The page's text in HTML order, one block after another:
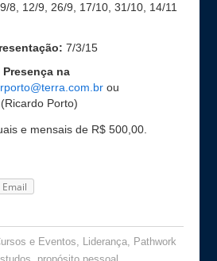
8, 12/9, 26/9, 17/10, 31/10, 14/11
7/3/15
na
ou
Porto)
e mensais de R$ 500,00.
Email
e Eventos Liderança,
Pathwork